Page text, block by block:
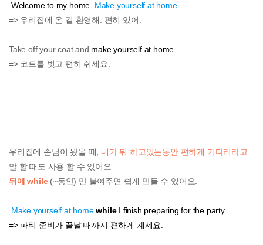
Welcome to my home. Make yourself at home
=> 우리집에 온 걸 환영해. 편히 있어.
Take off your coat and make yourself at home
=> 코트를 벗고 편히 쉬세요.
우리집에 손님이 왔을 때, 내가 뭐 하고있는동안 편하게 기다리라고
말 할 때도 사용 할 수 있어요.
뒤에 while (~동안) 만 붙여주면 쉽게 만들 수 있어요.
Make yourself at home whileI finish preparing for the party.
=> 파티 준비가 끝날 때까지 편하게 계세요.